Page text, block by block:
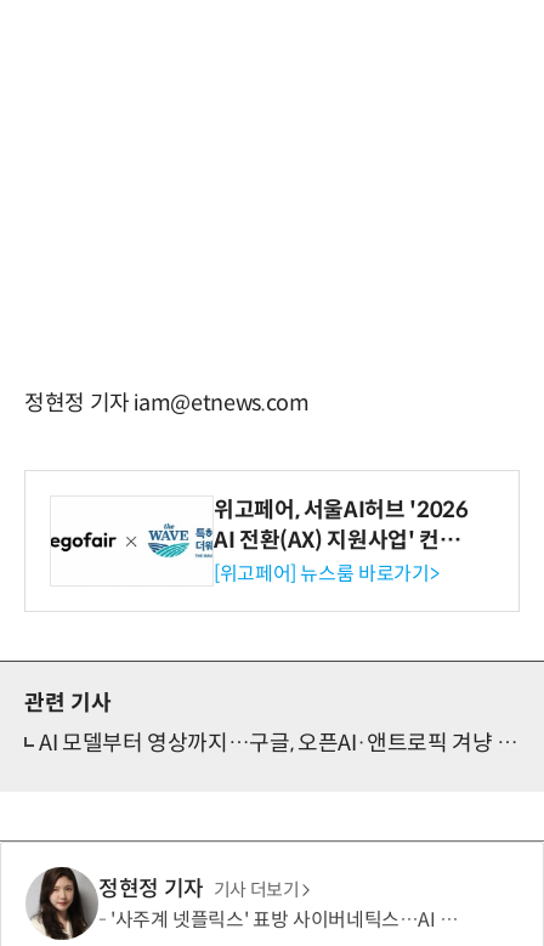
정현정 기자 iam@etnews.com
위고페어, 서울AI허브 '2026
AI 전환(AX) 지원사업' 컨소
시엄 선정
[위고페어] 뉴스룸 바로가기>
관련 기사
AI 모델부터 영상까지…구글, 오픈AI·앤트로픽 겨냥 전방위 공세
정현정 기자 기사 더보기
'사주계 넷플릭스' 표방 사이버네틱스…AI 사주로 MAU 100만 돌파